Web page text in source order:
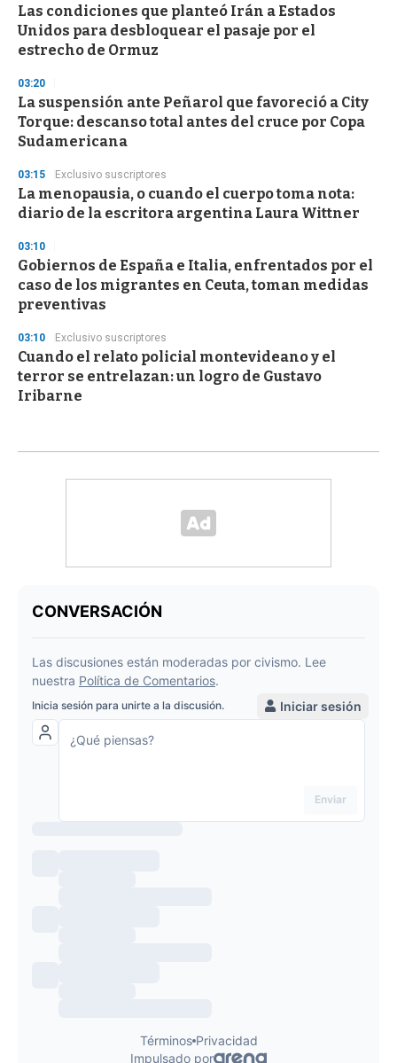
Las condiciones que planteó Irán a Estados
Unidos para desbloquear el pasaje por el
estrecho de Ormuz
03:20
La suspensión ante Peñarol que favoreció a City
Torque: descanso total antes del cruce por Copa
Sudamericana
03:15 Exclusivo suscriptores
La menopausia, o cuando el cuerpo toma nota:
diario de la escritora argentina Laura Wittner
03:10
Gobiernos de España e Italia, enfrentados por el
caso de los migrantes en Ceuta, toman medidas
preventivas
03:10 Exclusivo suscriptores
Cuando el relato policial montevideano y el
terror se entrelazan: un logro de Gustavo
Iribarne